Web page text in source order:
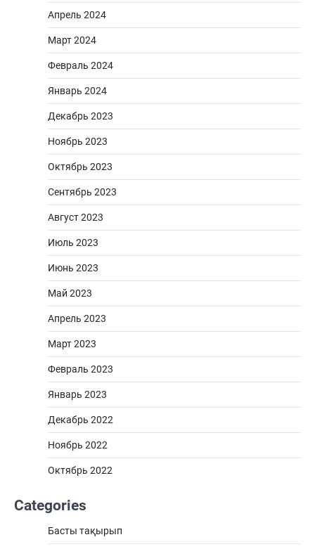
Апрель 2024
Март 2024
Февраль 2024
Январь 2024
Декабрь 2023
Ноябрь 2023
Октябрь 2023
Сентябрь 2023
Август 2023
Июль 2023
Июнь 2023
Май 2023
Апрель 2023
Март 2023
Февраль 2023
Январь 2023
Декабрь 2022
Ноябрь 2022
Октябрь 2022
Categories
Басты тақырып